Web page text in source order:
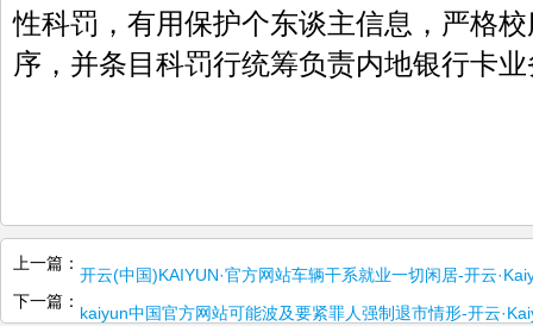
性科罚，有用保护个东谈主信息，严格
序，并条目科罚行统筹负责内地银行卡
上一篇： 开云(中国)KAIYUN·官方网站车辆干系就业一切闲居-开云
下一篇： kaiyun中国官方网站可能波及要紧罪人强制退市情形-开云